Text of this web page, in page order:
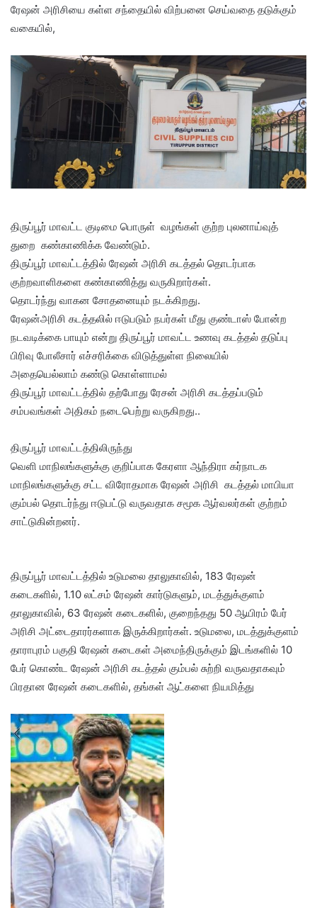
ரேஷன் அரிசியை கள்ள சந்தையில் விற்பனை செய்வதை தடுக்கும்
வகையில்,
திருப்பூர் மாவட்ட குடிமை பொருள் வழங்கள் குற்ற புலனாய்வுத்
துறை கண்காணிக்க வேண்டும்.
திருப்பூர் மாவட்டத்தில் ரேஷன் அரிசி கடத்தல் தொடர்பாக
குற்றவாளிகளை கண்காணித்து வருகிறார்கள்.
தொடர்ந்து வாகன சோதனையும் நடக்கிறது.
ரேஷன்அரிசி கடத்தலில் ஈடுபடும் நபர்கள் மீது குண்டாஸ் போன்ற
நடவடிக்கை பாயும் என்று திருப்பூர் மாவட்ட உணவு கடத்தல் தடுப்பு
பிரிவு போலீசார் எச்சரிக்கை விடுத்துள்ள நிலையில்
அதையெல்லாம் கண்டு கொள்ளாமல்
திருப்பூர் மாவட்டத்தில் தற்போது ரேசன் அரிசி கடத்தப்படும்
சம்பவங்கள் அதிகம் நடைபெற்று வருகிறது..
திருப்பூர் மாவட்டத்திலிருந்து
வெளி மாநிலங்களுக்கு குறிப்பாக கேரளா ஆந்திரா கர்நாடக
மாநிலங்களுக்கு சட்ட விரோதமாக ரேஷன் அரிசி கடத்தல் மாபியா
கும்பல் தொடர்ந்து ஈடுபட்டு வருவதாக சமூக ஆர்வலர்கள் குற்றம்
சாட்டுகின்றனர்.
திருப்பூர் மாவட்டத்தில் உடுமலை தாலுகாவில், 183 ரேஷன்
கடைகளில், 1.10 லட்சம் ரேஷன் கார்டுகளும், மடத்துக்குளம்
தாலுகாவில், 63 ரேஷன் கடைகளில், குறைந்தது 50 ஆயிரம் பேர்
அரிசி அட்டைதாரர்களாக இருக்கிறார்கள். உடுமலை, மடத்துக்குளம்
தாராபுரம் பகுதி ரேஷன் கடைகள் அமைந்திருக்கும் இடங்களில் 10
பேர் கொண்ட ரேஷன் அரிசி கடத்தல் கும்பல் சுற்றி வருவதாகவும்
பிரதான ரேஷன் கடைகளில், தங்கள் ஆட்களை நியமித்து